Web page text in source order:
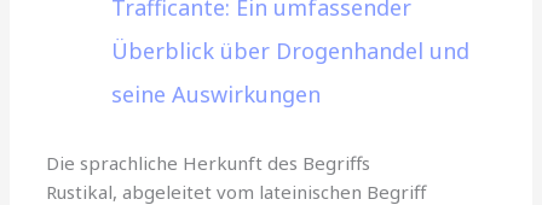
Trafficante: Ein umfassender
Überblick über Drogenhandel und
seine Auswirkungen
Die sprachliche Herkunft des Begriffs
Rustikal, abgeleitet vom lateinischen Begriff